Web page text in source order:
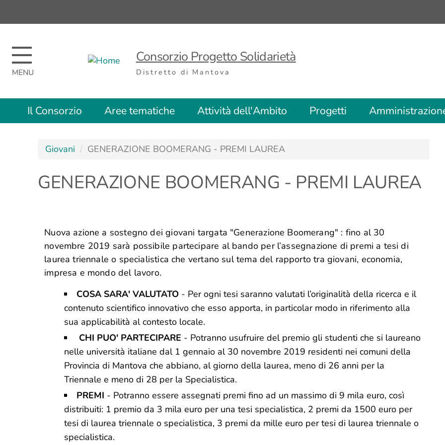
Nome
Regione
Consorzio Progetto Solidarietà
Distretto di Mantova
menu
Il Consorzio Aree tematiche Attività dell'Ambito Progetti
Giovani GENERAZIONE BOOMERANG - PREMI LAUREA
GENERAZIONE BOOMERANG - PREMI LAUREA
Nuova azione a sostegno dei giovani targata "Generazione Boomerang" : fino al 30
novembre 2019 sarà possibile partecipare al bando per l’assegnazione di premi a tesi di
laurea triennale o specialistica che vertano sul tema del rapporto tra giovani, economia,
impresa e mondo del lavoro.
COSA SARA' VALUTATO - Per ogni tesi saranno valutati l’originalità della ricerca e il
contenuto scientifico innovativo che esso apporta, in particolar modo in riferimento alla
sua applicabilità al contesto locale.
CHI PUO' PARTECIPARE - Potranno usufruire del premio gli studenti che si laureano
nelle università italiane dal 1 gennaio al 30 novembre 2019 residenti nei comuni della
Provincia di Mantova che abbiano, al giorno della laurea, meno di 26 anni per la
Triennale e meno di 28 per la Specialistica.
PREMI - Potranno essere assegnati premi fino ad un massimo di 9 mila euro, così
distribuiti: 1 premio da 3 mila euro per una tesi specialistica, 2 premi da 1500 euro per
tesi di laurea triennale o specialistica, 3 premi da mille euro per tesi di laurea triennale o
specialistica.